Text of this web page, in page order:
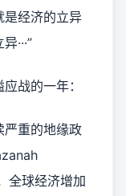
经济的立异
···”
战的一年：
严重的地缘政
全球经济增加